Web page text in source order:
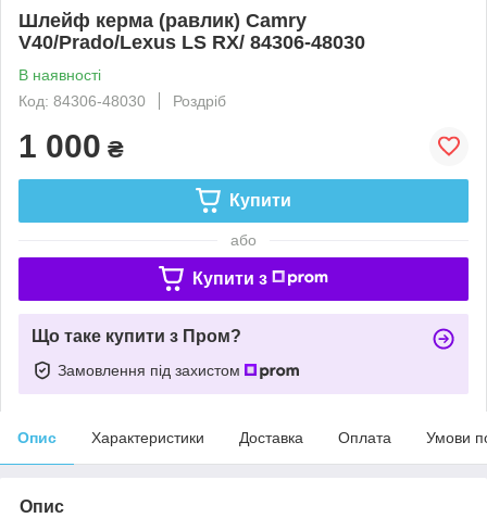
Шлейф керма (равлик) Camry
V40/Prado/Lexus LS RX/ 84306-48030
В наявності
Код: 84306-48030
Роздріб
1 000 ₴
Купити
або
Купити з
Що таке купити з Пром?
Замовлення під захистом
Опис Характеристики Доставка Оплата Умови
Опис